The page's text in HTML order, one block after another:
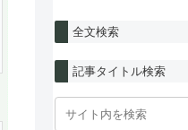
全文検索
記事タイトル検索